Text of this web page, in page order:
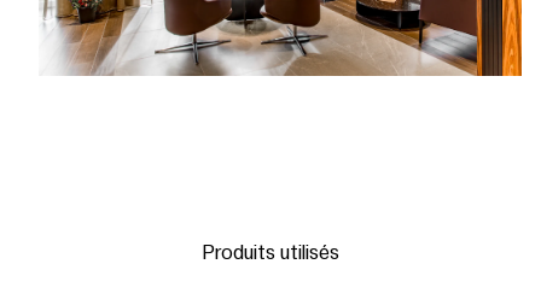
Produits utilisés